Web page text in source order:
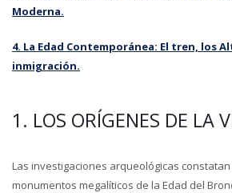
Moderna.
4. La Edad Contemporánea: El tren, los
inmigración.
1. LOS ORÍGENES DE LA
Las investigaciones arqueológicas
monumentos megalíticos de la Edad del